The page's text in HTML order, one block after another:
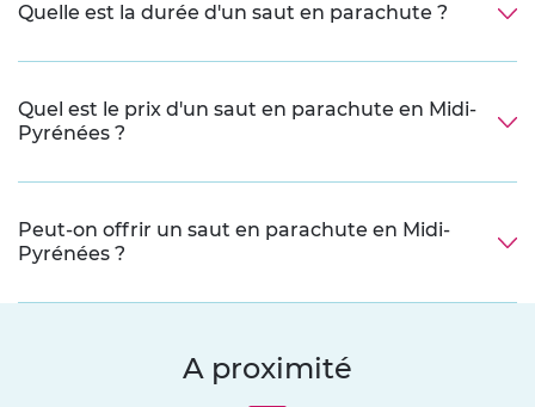
Quelle est la durée d'un saut en parachute ?
Quel est le prix d'un saut en parachute en Midi-
Pyrénées ?
Peut-on offrir un saut en parachute en Midi-
Pyrénées ?
A proximité